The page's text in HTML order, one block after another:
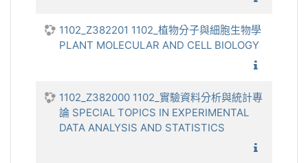
1102_Z382201 1102_植物分子與細胞生物學
PLANT MOLECULAR AND CELL BIOLOGY
1102_Z382000 1102_實驗資料分析與統計專
論 SPECIAL TOPICS IN EXPERIMENTAL
DATA ANALYSIS AND STATISTICS